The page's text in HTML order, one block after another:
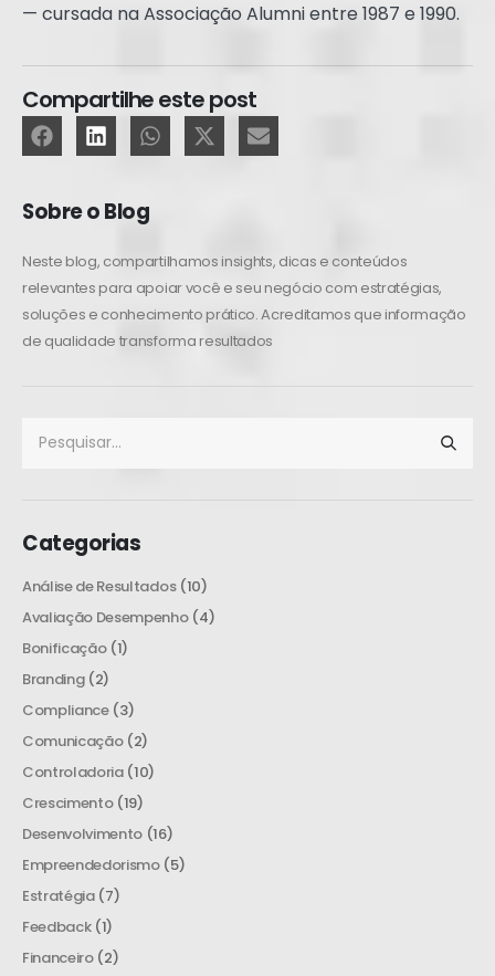
— cursada na Associação Alumni entre 1987 e 1990.
Compartilhe este post
Sobre o Blog
Neste blog, compartilhamos insights, dicas e conteúdos
relevantes para apoiar você e seu negócio com estratégias,
soluções e conhecimento prático. Acreditamos que informação
de qualidade transforma resultados
Categorias
Análise de Resultados(10)
Avaliação Desempenho(4)
Bonificação(1)
Branding(2)
Compliance(3)
Comunicação(2)
Controladoria(10)
Crescimento(19)
Desenvolvimento (16)
Empreendedorismo(5)
Estratégia(7)
Feedback(1)
Financeiro(2)